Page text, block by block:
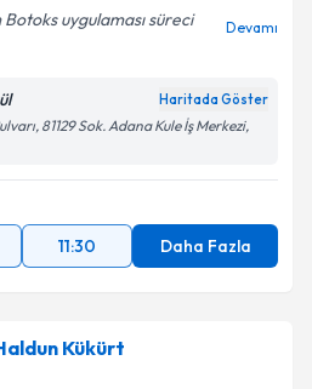
Botoks uygulaması süreci
Devamı
Haritada Göster
81129 Sok. Adana Kule İş Merkezi,
11:30 Daha Fazla
Kükürt